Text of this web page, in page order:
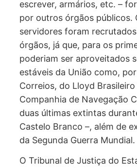
equipamentos de trabalho –
escrever, armários, etc. –
por outros órgãos públicos.
servidores foram
órgãos, já que, para os
poderiam ser aproveitados
estáveis da União como, por
Correios, do Lloyd Brasileiro
Companhia de Navegação
duas últimas extintas
Castelo Branco –, além de